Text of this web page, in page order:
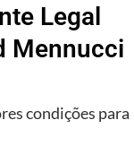
Legal
Mennucci
condições para